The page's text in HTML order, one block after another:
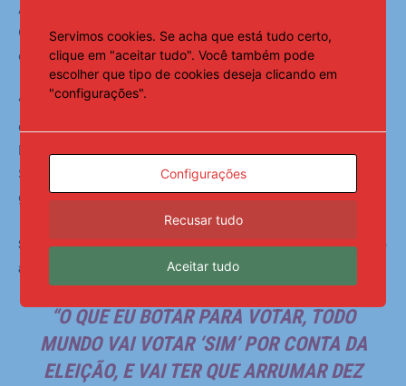
Alcolumbre reagiu quando cobrado pelo senador Fabiano
Contarato (PT-ES) para incluir na pauta o projeto que
estabelece piso salarial de R$ 3 mil para garis.
“Tenho 31 projetos que tratam de jornada de trabalho,
que tratam de piso de remuneração de muitas categorias.
Não posso ser seletivo”, respondeu o presidente do
Senado, ao alegar que, se pautasse o projeto do piso dos
garis, teria que pautar de outras categorias profissionais.
Segundo Alcolumbre, seria complexo votar projetos que
aumentem gastos em ano de eleição.
“O QUE EU BOTAR PARA VOTAR, TODO
MUNDO VAI VOTAR ‘SIM’ POR CONTA DA
ELEIÇÃO, E VAI TER QUE ARRUMAR DEZ
Servimos cookies. Se acha que está tudo certo,
clique em "aceitar tudo". Você também pode
escolher que tipo de cookies deseja clicando em
"configurações".
Configurações
Recusar tudo
Aceitar tudo